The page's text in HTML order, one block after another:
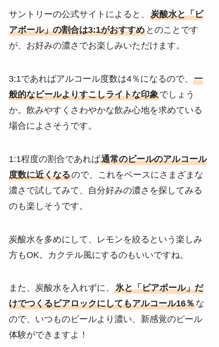
サントリーの公式サイトによると、 炭酸水と「ビ
アボール」の割合は3:1がおすすめとのことです
が、お好みの濃さでお楽しみいただけます。
3:1であればアルコール度数は4％になるので、 一
般的なビールよりすこしライトな印象でしょう
か。飲みやすくさわやかな飲み心地を求めている
場合によさそうです。
1:1程度の割合であれば通常のビールのアルコール
度数に近くなるので、これをベースにさまざまな
濃さで試してみて、自分好みの濃さを探してみる
のも楽しそうです。
炭酸水を多めにして、レモンを絞るという楽しみ
方もOK。カクテル風にするのもいいですね。
また、炭酸水を入れずに、 氷と「ビアボール」だ
けでつくるビアロックにしてもアルコール16％な
ので、いつものビールより濃い、新感覚のビール
体験ができますよ！